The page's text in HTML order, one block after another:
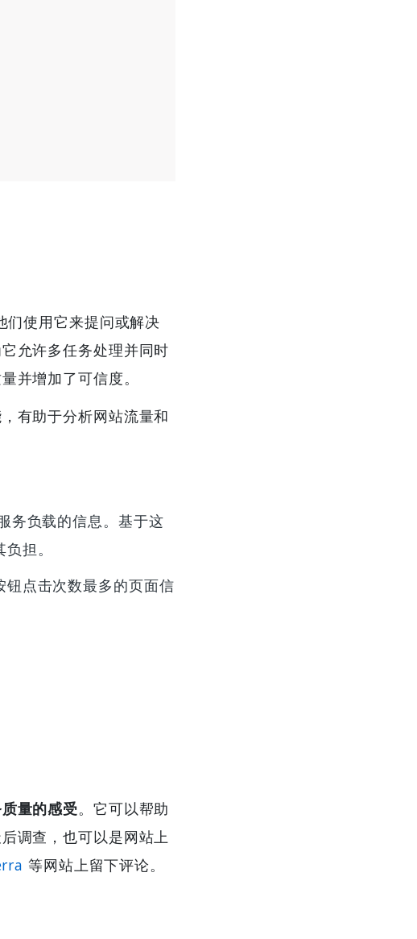
们使用它来提问或解决
允许多任务处理并同时
并增加了可信度。
有助于分析网站流量和
务负载的信息。基于这
担。
点击次数最多的页面信
量的感受。它可以帮助
调查，也可以是网站上
等网站上留下评论。